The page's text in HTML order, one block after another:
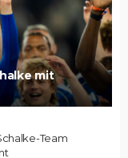
mit
Team